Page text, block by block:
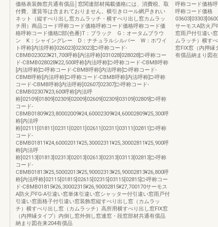
価格表装飾窓共通有償品│窓関連部材掲載価格には、消費税、取
付費、運賃等は含まれておりません。横引きロール網戸きれい
ネット（縦すべり出し窓カムラッチ・横すべり出し窓カムラッ
チ用）商品コード呼称コード価格呼称コード価格呼称コード価
格呼称コード価格□部(色番)T：ブラック G：オータムブラウ
ン K：シャイングレー D：ナチュラルシルバー W：ホワイ
ト呼称[内法呼称]026023[023023]□-呼称コード-
CBMB023023¥21,700呼称[内法呼称]031028[028028]□-呼称コー
ド-CBMB028028¥22,500呼称[内法呼称]□-呼称コード-CBMB呼称
[内法呼称]□-呼称コード-CBMB呼称[内法呼称]□-呼称コード-
CBMB呼称[内法呼称]□-呼称コード-CBMB呼称[内法呼称]□-呼称
コード-CBMB呼称[内法呼称]02607[02307]□-呼称コード-
CBMB02307¥23,600呼称[内法呼
称]02109[01809]02309[02009]02609[02309]03109[02809]□-呼称
コード-
CBMB01809¥23,80002009¥24,60002309¥24,60002809¥25,300呼
称[内法呼
称]02111[01811]02311[02011]02611[02311]03111[02811]□-呼称
コード-
CBMB01811¥24,60002011¥25,30002311¥25,30002811¥25,900呼
称[内法呼
称]02113[01813]02313[02013]02613[02313]03113[02813]□-呼称
コード-
CBMB01813¥25,50002013¥25,90002313¥25,90002813¥26,800呼
称[内法呼称]02115[01815]02615[02315]03115[02815]□-呼称コー
ド-CBMB01815¥26,30002315¥26,90002815¥27,700170サーモス
A防火戸FG-A引違い窓単体引違い窓シャッター付引違い窓雨戸付
引違い窓面格子付引違い窓装飾窓縦すべり出し窓（カムラッ
チ）横すべり出し窓（カムラッチ）高所用横すべり出し窓FIX窓
（内押縁タイプ）内倒し窓外倒し窓連窓・段窓部材共通有償品
納まり図在来204有償品
呼称コード価格
呼称コード価格
サーモスA防火戸
窓雨戸付引違い
ムラッチ）横す
窓FIX窓（内押縁
有償品納まり図